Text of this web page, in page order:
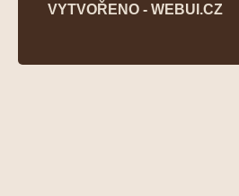
VYTVOŘENO - WEBUI.CZ